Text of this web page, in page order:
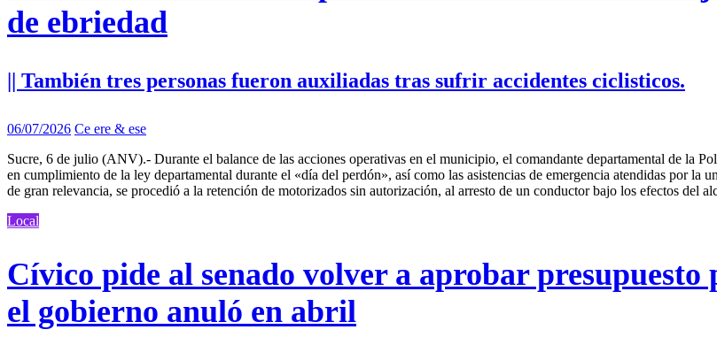
de ebriedad
|| También tres personas fueron auxiliadas tras sufrir accidentes ciclisticos.
06/07/2026 Ce ere & ese
Sucre, 6 de julio (ANV).- Durante el balance de las acciones operativas en el municipio, el comandante departamental de la
en cumplimiento de la ley departamental durante el «día del perdón», así como las asistencias de emergencia atendidas por la
de gran relevancia, se procedió a la retención de motorizados sin autorización, al arresto de un conductor bajo los efectos del
Local
Cívico pide al senado volver a aprobar
el gobierno anuló en abril